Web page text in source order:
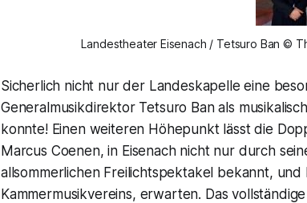
Landestheater Eisenach / Tetsuro Ban ©
Sicherlich nicht nur der Landeskapelle eine
Generalmusikdirektor Tetsuro Ban als
konnte! Einen weiteren Höhepunkt lässt die
Marcus Coenen, in Eisenach nicht nur durch
allsommerlichen Freilichtspektakel bekannt,
Kammermusikvereins, erwarten. Das